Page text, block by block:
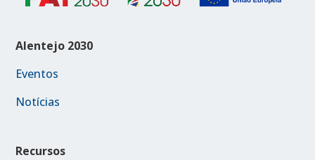
Alentejo 2030
Eventos
Notícias
Recursos